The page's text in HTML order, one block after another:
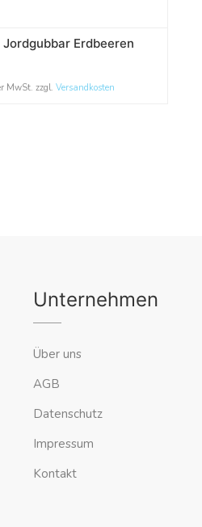
Erdbeeren
MwSt. zzgl. Versandkosten
Unternehmen
Über uns
AGB
Datenschutz
Impressum
Kontakt